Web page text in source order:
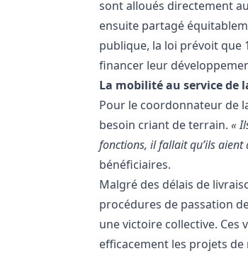
sont alloués directement
ensuite partagé
publique, la loi prévoit que
financer leur
La mobilité au service de
Pour le coordonnateur de
besoin criant de terrain. «
fonctions, il fallait qu’ils
bénéficiaires.
Malgré des délais de
procédures de passation
une victoire collective.
efficacement les projets